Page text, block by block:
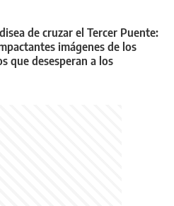
de cruzar el Tercer Puente:
imágenes de los
que desesperan a los